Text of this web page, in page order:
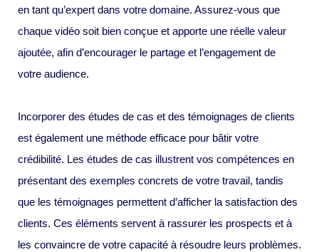
en tant qu’expert dans votre domaine. Assurez-vous que
chaque vidéo soit bien conçue et apporte une réelle valeur
ajoutée, afin d’encourager le partage et l’engagement de
votre audience.
Incorporer des études de cas et des témoignages de clients
est également une méthode efficace pour bâtir votre
crédibilité. Les études de cas illustrent vos compétences en
présentant des exemples concrets de votre travail, tandis
que les témoignages permettent d’afficher la satisfaction des
clients. Ces éléments servent à rassurer les prospects et à
les convaincre de votre capacité à résoudre leurs problèmes.